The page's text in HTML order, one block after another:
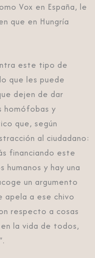
Vox en España, le
que en Hungría
este tipo de
que les puede
dejen de dar
homófobas y
que, según
al ciudadano:
financiando este
y hay una
un argumento
a ese chivo
respecto a cosas
la vida de todos,